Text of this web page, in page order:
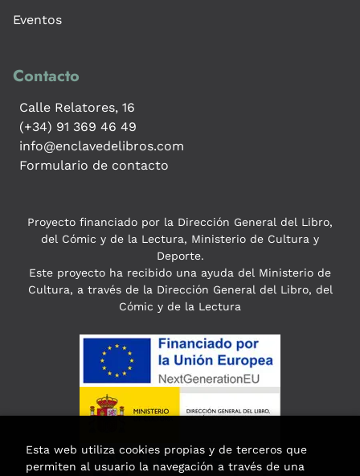
Eventos
Contacto
Calle Relatores, 16
(+34) 91 369 46 49
info@enclavedelibros.com
Formulario de contacto
Proyecto financiado por la Dirección General del Libro,
del Cómic y de la Lectura, Ministerio de Cultura y
Deporte.
Este proyecto ha recibido una ayuda del Ministerio de
Cultura, a través de la Dirección General del Libro, del
Cómic y de la Lectura
Esta web utiliza cookies propias y de terceros que
permiten al usuario la navegación a través de una